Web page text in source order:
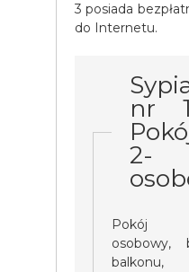
3 posiada
do Internetu.
nr 1
2-
Pokój
osobowy,